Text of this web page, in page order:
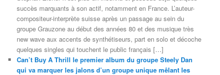
succès marquants à son actif, notamment en France. L’auteur-
compositeur-interprète suisse après un passage au sein du
groupe Grauzone au début des années 80 et des musique très
new wave aux accents de synthétiseurs, part en solo et décoche
quelques singles qui touchent le public français […]
Can’t Buy A Thrill le premier album du groupe Steely Dan
qui va marquer les jalons d’un groupe unique mêlant les